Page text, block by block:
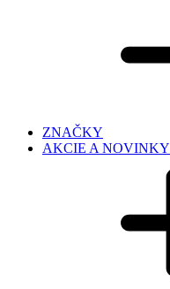
ZNAČKY
AKCIE A NOVINKY